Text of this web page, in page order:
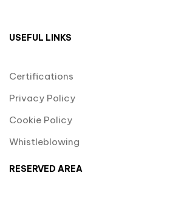
USEFUL LINKS
Certifications
Privacy Policy
Cookie Policy
Whistleblowing
RESERVED AREA